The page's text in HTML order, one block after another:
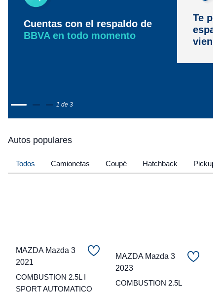
Cuentas con el respaldo de
BBVA en todo momento
Te
1 de 3
Autos populares
Todos Camionetas Coupé Hatchback Pickup
MAZDA Mazda 3
2021
COMBUSTION 2.5L I
SPORT AUTOMATICO
MAZDA Mazda 3
2023
COMBUSTION 2.5L